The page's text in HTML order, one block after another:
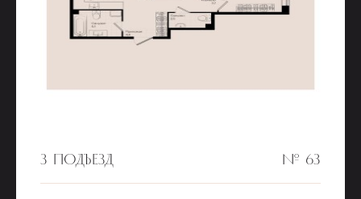
3 ПОДЪЕЗД № 63